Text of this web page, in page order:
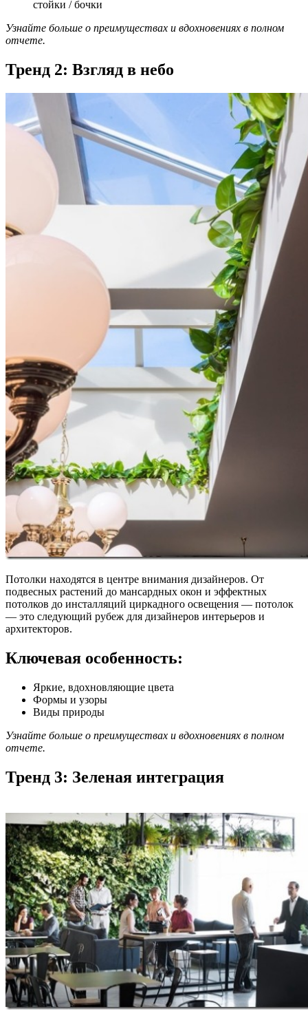
стойки / бочки
Узнайте больше о преимуществах и вдохновениях в полном
отчете.
Тренд 2: Взгляд в небо
Потолки находятся в центре внимания дизайнеров. От
подвесных растений до мансардных окон и эффектных
потолков до инсталляций циркадного освещения — потолок
— это следующий рубеж для дизайнеров интерьеров и
архитекторов.
Ключевая особенность:
Яркие, вдохновляющие цвета
Формы и узоры
Виды природы
Узнайте больше о преимуществах и вдохновениях в полном
отчете.
Тренд 3: Зеленая интеграция